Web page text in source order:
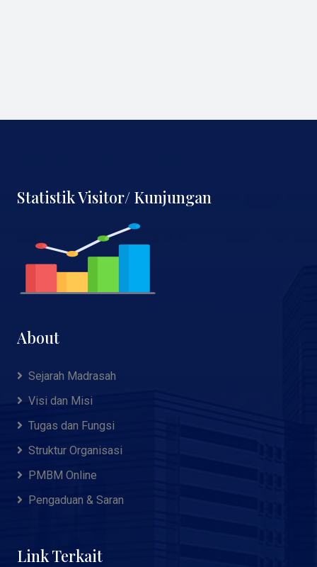
Statistik Visitor/ Kunjungan
About
Sejarah Madrasah
Visi dan Misi
Tugas dan Fungsi
Struktur Organisasi
PMBM Online
Pengaduan & Saran
Link Terkait